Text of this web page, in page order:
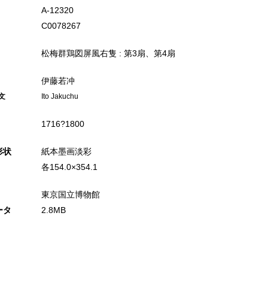
A-12320
C0078267
松梅群鶏図屏風右隻 : 第3扇、第4扇
伊藤若冲
Ito Jakuchu
1716?1800
状
紙本墨画淡彩
各154.0×354.1
東京国立博物館
タ
2.8MB